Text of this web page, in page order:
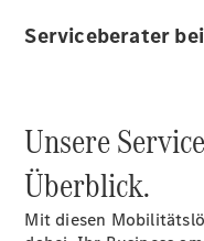
Serviceberater
Unsere
Überblick.
Mit diesen